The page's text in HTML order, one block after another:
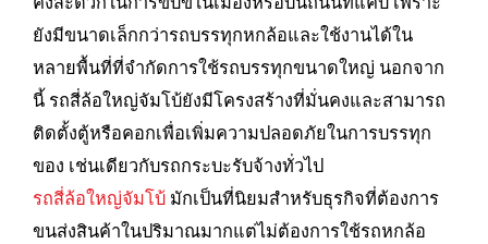
ยังมีขนาดเล็กกว่ารถบรรทุกหกล้อและใช้งานได้ใน
หลายพื้นที่ที่จำกัดการใช้รถบรรทุกขนาดใหญ่ นอกจาก
นี้ รถสี่ล้อใหญ่จัมโบ้ยังมีโครงสร้างที่มั่นคงและสามารถ
ติดตั้งตู้หรือคอกเพื่อเพิ่มความปลอดภัยในการบรรทุก
ของ เช่นเดียวกับรถกระบะรับจ้างทั่วไป
รถสี่ล้อใหญ่จัมโบ้ มักเป็นที่นิยมสำหรับธุรกิจที่ต้องการ
ขนส่งสินค้าในปริมาณมากแต่ไม่ต้องการใช้รถหกล้อ